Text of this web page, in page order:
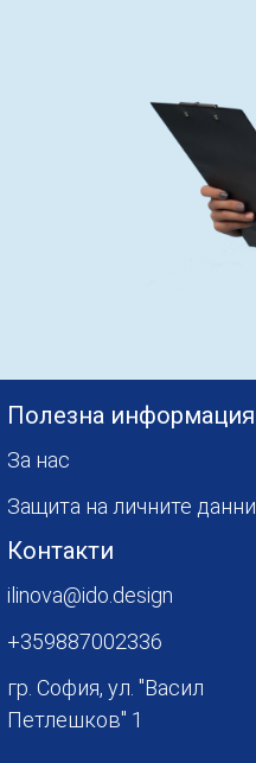
Полезна информация
За нас
Защита на личните данни
Контакти
ilinova@ido.design
+359887002336
гр. София, ул. "Васил
Петлешков" 1